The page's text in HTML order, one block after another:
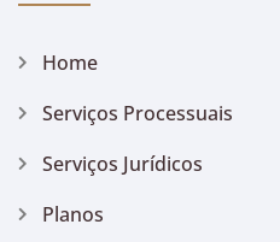
Home
Serviços Processuais
Serviços Jurídicos
Planos